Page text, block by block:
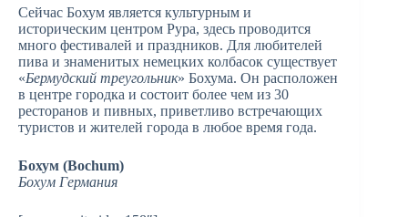
Сейчас Бохум является культурным и
историческим центром Рура, здесь проводится
много фестивалей и праздников. Для любителей
пива и знаменитых немецких колбасок существует
«Бермудский треугольник» Бохума. Он расположен
в центре городка и состоит более чем из 30
ресторанов и пивных, приветливо встречающих
туристов и жителей города в любое время года.
Бохум (Bochum)
Бохум Германия